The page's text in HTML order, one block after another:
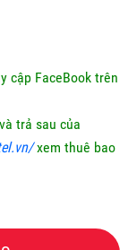
cập FaceBook trên
trả sau của
xem thuê bao